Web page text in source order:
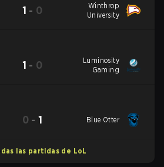
1 - 0
Winthrop
University
1 - 0
Luminosity
Gaming
0 -1 Blue Otter
las partidas de LoL